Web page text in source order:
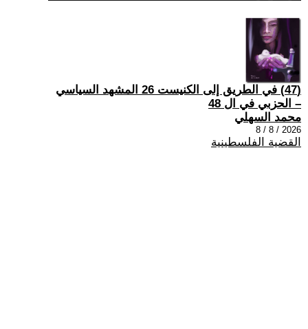
(47) في الطريق إلى الكنيست 26 المشهد السياسي
– الحزبي في ال 48
محمد السهلي
2026 / 8 / 8
القضية الفلسطينية